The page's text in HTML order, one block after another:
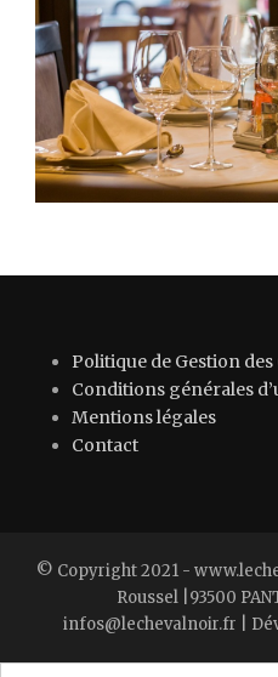
Politique de Gestion des
Conditions générales
Mentions légales
Contact
© Copyright 2021 -
Roussel |93500
infos@lechevalnoir.fr |